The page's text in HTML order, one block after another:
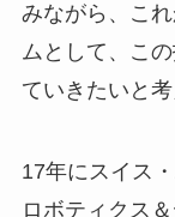
みながら、こ
ムとして、こ
ていきたいと考
17年にスイス
ロボティクス